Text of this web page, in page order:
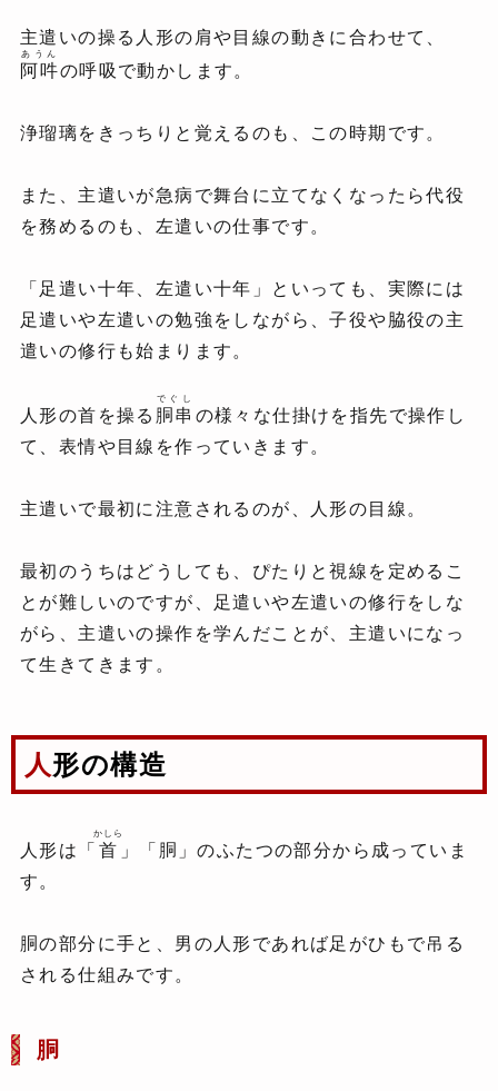
主遣いの操る人形の肩や目線の動きに合わせて、
阿吽
あうん
の呼吸で動かします。
浄瑠璃をきっちりと覚えるのも、この時期です。
また、主遣いが急病で舞台に立てなくなったら代役
を務めるのも、左遣いの仕事です。
「足遣い十年、左遣い十年」といっても、実際には
足遣いや左遣いの勉強をしながら、子役や脇役の主
遣いの修行も始まります。
人形の首を操る 胴串
でぐし
の様々な仕掛けを指先で操作し
て、表情や目線を作っていきます。
主遣いで最初に注意されるのが、人形の目線。
最初のうちはどうしても、ぴたりと視線を定めるこ
とが難しいのですが、足遣いや左遣いの修行をしな
がら、主遣いの操作を学んだことが、主遣いになっ
て生きてきます。
人形の構造
人形は「 首
かしら
」「胴」のふたつの部分から成っていま
す。
胴の部分に手と、男の人形であれば足がひもで吊る
される仕組みです。
胴